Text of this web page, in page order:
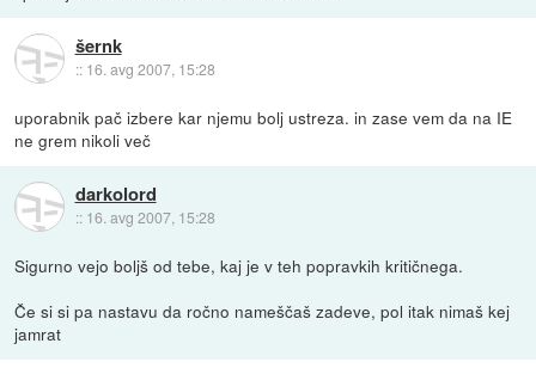
šernk
:: 16. avg 2007, 15:28
uporabnik pač izbere kar njemu bolj ustreza. in zase vem da na IE
ne grem nikoli več
darkolord
:: 16. avg 2007, 15:28
Sigurno vejo boljš od tebe, kaj je v teh popravkih kritičnega.
Če si si pa nastavu da ročno nameščaš zadeve, pol itak nimaš kej
jamrat